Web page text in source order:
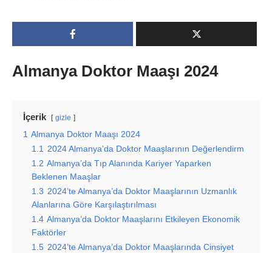
Almanya Doktor Maaşı 2024
İçerik gizle
1 Almanya Doktor Maaşı 2024
1.1 2024 Almanya’da Doktor Maaşlarının Değerlendirm
1.2 Almanya’da Tıp Alanında Kariyer Yaparken
Beklenen Maaşlar
1.3 2024’te Almanya’da Doktor Maaşlarının Uzmanlık
Alanlarına Göre Karşılaştırılması
1.4 Almanya’da Doktor Maaşlarını Etkileyen Ekonomik
Faktörler
1.5 2024’te Almanya’da Doktor Maaşlarında Cinsiyet